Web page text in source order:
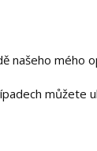
našeho mého
můžete